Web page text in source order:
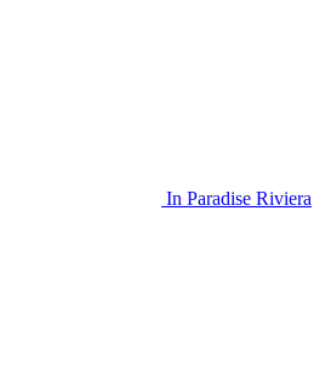
In Paradise Riviera